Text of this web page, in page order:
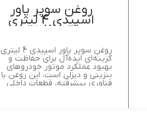
روغن سوپر پاور
اسپیدی 4 لیتری
20W50
روغن سوپر پاور اسپیدی 4
گزینه‌ای ایده‌آل برای حفاظت و
بهبود عملکرد موتور خودروهای
بنزینی و دیزلی است. این روغن با
فناوری پیشرفته، قطعات داخلی